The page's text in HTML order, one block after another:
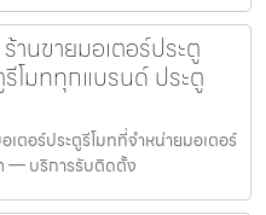
านขายมอเตอร์ประตู
โมททุกแบรนด์ ประตู
ตอร์ประตูรีโมทที่จำหน่ายมอเตอร์
— บริการรับติดตั้ง